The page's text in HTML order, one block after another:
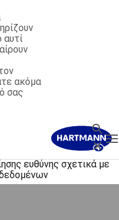
αυτί
ακόμα
σας
Όρος
ευθύνης σχετικά με